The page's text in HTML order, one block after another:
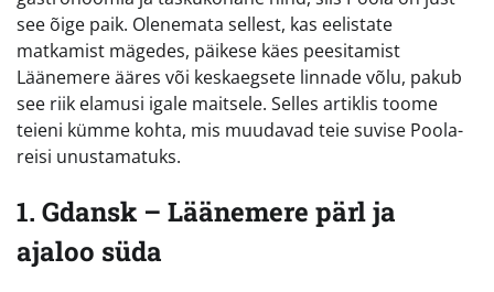
see õige paik. Olenemata sellest, kas eelistate
matkamist mägedes, päikese käes peesitamist
Läänemere ääres või keskaegsete linnade võlu, pakub
see riik elamusi igale maitsele. Selles artiklis toome
teieni kümme kohta, mis muudavad teie suvise Poola-
reisi unustamatuks.
1. Gdansk – Läänemere pärl ja
ajaloo süda